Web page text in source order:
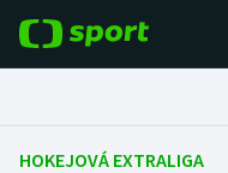
Fotbal
HOKEJOVÁ EXTRALIGA